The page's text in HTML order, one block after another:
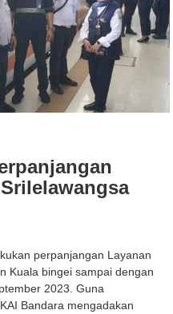
perpanjangan Layanan
Kuala bingei sampai dengan
2023. Guna
Bandara mengadakan